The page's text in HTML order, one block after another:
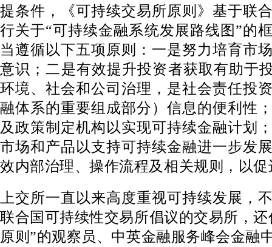
提条件，《可持续交易所原则》基于联
行关于“可持续金融系统发展路线图”的
当遵循以下五项原则：一是努力培育市
意识；二是有效提升投资者获取有助于
环境、社会和公司治理，是社会责任投
融体系的重要组成部分）信息的便利性
及政策制定机构以实现可持续金融计划
市场和产品以支持可持续金融进一步发
效内部治理、操作流程及相关规则，以
上交所一直以来高度重视可持续发展，
联合国可持续性交易所倡议的交易所，
原则”的观察员、中英金融服务峰会金融